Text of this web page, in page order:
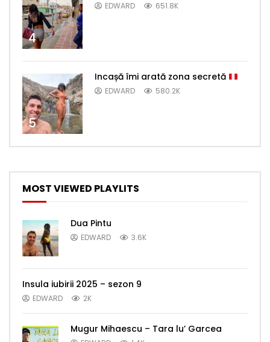
4
EDWARD 651.8K
5
Incașă îmi arată zona secretă
EDWARD 580.2K
MOST VIEWED PLAYLITS
Dua Pintu
EDWARD 3.6K
Insula iubirii 2025 – sezon 9
EDWARD 2K
Mugur Mihaescu – Tara lu’ Garcea